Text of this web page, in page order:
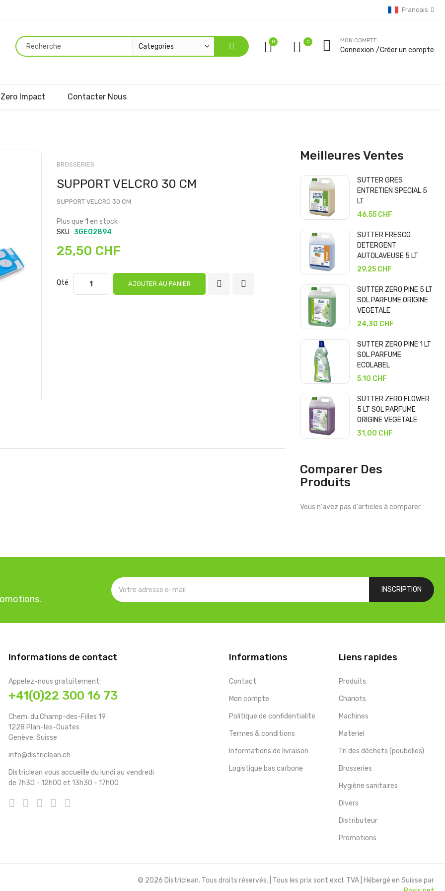
Francais
0 MON COMPTE
Connexion Créer un compte
Zero Impact Contacter Nous
Passer
Galerie
d’images
BROSSERIES
SUPPORT VELCRO 30 CM
SUPPORT VELCRO 30 CM
Plus que 1 en stock
SKU 3GE02894
25,50 CHF
Qté AJOUTER AU PANIER
Meilleures Ventes
SUTTER GRES
ENTRETIEN SPECIAL 5
LT
46,55 CHF
SUTTER FRESCO
DETERGENT
AUTOLAVEUSE 5 LT
29,25 CHF
SUTTER ZERO PINE 5 LT
SOL PARFUME ORIGINE
VEGETALE
24,30 CHF
SUTTER ZERO PINE 1 LT
SOL PARFUME
ECOLABEL
5,10 CHF
SUTTER ZERO FLOWER
5 LT SOL PARFUME
ORIGINE VEGETALE
31,00 CHF
Comparer Des
Produits
Vous n'avez pas d'articles à comparer.
INSCRIPTION
Informations de contact
Appelez-nous gratuitement:
+41(0)22 300 16 73
Chem. du Champ-des-Filles 19
1228 Plan-les-Ouates
Genève, Suisse
info@districlean.ch
Districlean vous accueille du lundi au vendredi
de 7h30 - 12h00 et 13h30 - 17h00
Informations
Contact
Mon compte
Politique de confidentialite
Termes & conditions
Informations de livraison
Logistique bas carbone
Liens rapides
Produits
Chariots
Machines
Materiel
Tri des déchets (poubelles)
Brosseries
Hygiène sanitaires
Divers
Distributeur
Promotions
© 2026 Districlean. Tous droits réservés. | Tous les prix sont excl. TVA | Hébergé en Suisse par